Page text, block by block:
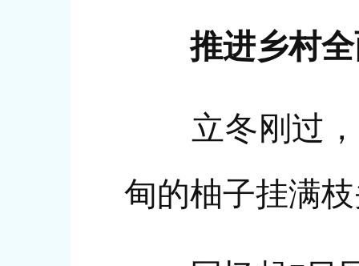
推进乡村
立冬刚过，
甸的柚子挂满